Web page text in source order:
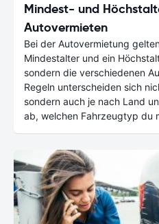
Mindest- und
Autovermieten
Bei der Autovermietung
Mindestalter und ein
sondern die verschiedenen
Regeln unterscheiden sich
sondern auch je nach Land
ab, welchen Fahrzeugtyp du